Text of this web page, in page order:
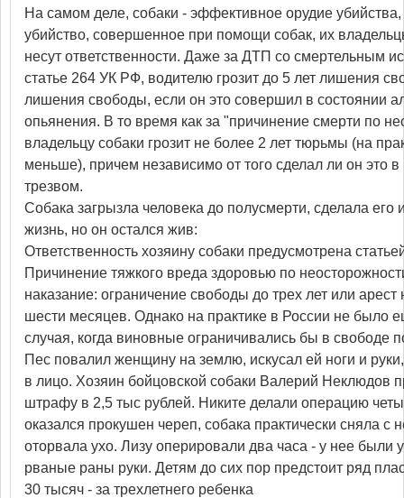
На самом деле, собаки - эффективное орудие
убийство, совершенное при помощи собак, их
несут ответственности. Даже за ДТП со смертельным
статье 264 УК РФ, водителю грозит до 5 лет лишения
лишения свободы, если он это совершил в состоянии
опьянения. В то время как за "причинение смерти по
владельцу собаки грозит не более 2 лет тюрьмы (на
меньше), причем независимо от того сделал ли он это
трезвом.
Собака загрызла человека до полусмерти, сделала
жизнь, но он остался жив:
Ответственность хозяину собаки предусмотрена
Причинение тяжкого вреда здоровью по
наказание: ограничение свободы до трех лет или арест
шести месяцев. Однако на практике в России не было
случая, когда виновные ограничивались бы в свободе
Пес повалил женщину на землю, искусал ей ноги и
в лицо. Хозяин бойцовской собаки Валерий Неклюдов
штрафу в 2,5 тыс рублей. Никите делали операцию
оказался прокушен череп, собака практически сняла с
оторвала ухо. Лизу оперировали два часа - у нее были
рваные раны руки. Детям до сих пор предстоит ряд
30 тысяч - за трехлетнего ребенка